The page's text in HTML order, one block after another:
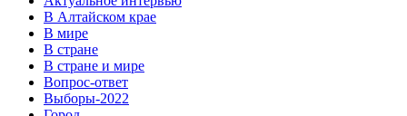
В Алтайском крае
В мире
В стране
В стране и мире
Вопрос-ответ
Выборы-2022